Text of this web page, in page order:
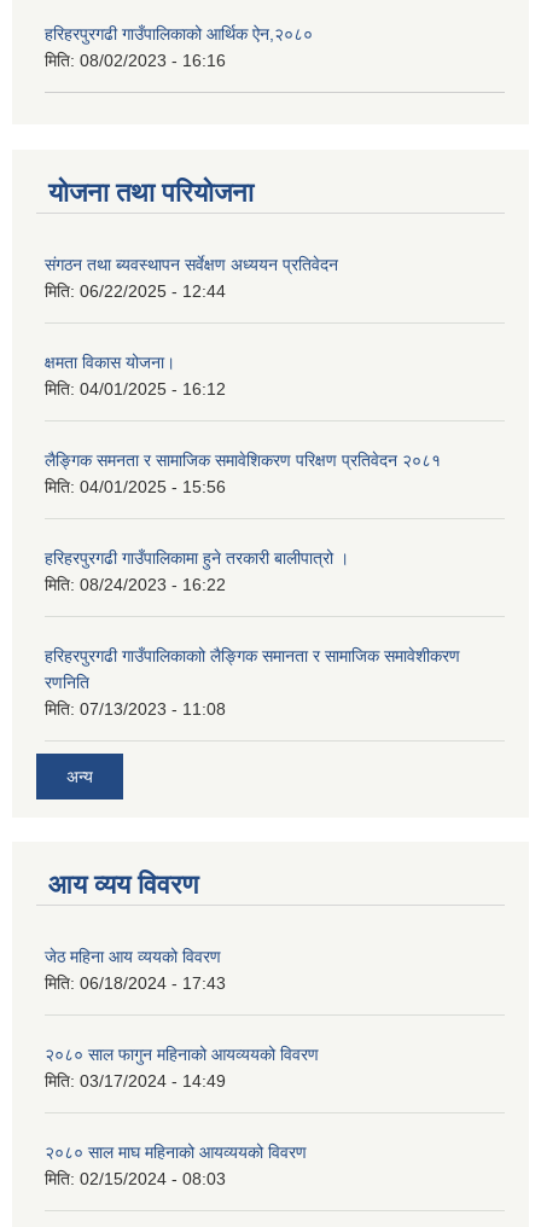
हरिहरपुरगढी गाउँपालिकाको आर्थिक ऐन,२०८०
मिति: 08/02/2023 - 16:16
योजना तथा परियोजना
संगठन तथा ब्यवस्थापन सर्वेक्षण अध्ययन प्रतिवेदन
मिति: 06/22/2025 - 12:44
क्षमता विकास योजना।
मिति: 04/01/2025 - 16:12
लैङ्गिक समनता र सामाजिक समावेशिकरण परिक्षण प्रतिवेदन २०८१
मिति: 04/01/2025 - 15:56
हरिहरपुरगढी गाउँपालिकामा हुने तरकारी बालीपात्रो ।
मिति: 08/24/2023 - 16:22
हरिहरपुरगढी गाउँपालिकाकाो लैङ्गिक समानता र सामाजिक समावेशीकरण
रणनिति
मिति: 07/13/2023 - 11:08
अन्य
आय व्यय विवरण
जेठ महिना आय व्ययको विवरण
मिति: 06/18/2024 - 17:43
२०८० साल फागुन महिनाको आयव्ययको विवरण
मिति: 03/17/2024 - 14:49
२०८० साल माघ महिनाको आयव्ययको विवरण
मिति: 02/15/2024 - 08:03